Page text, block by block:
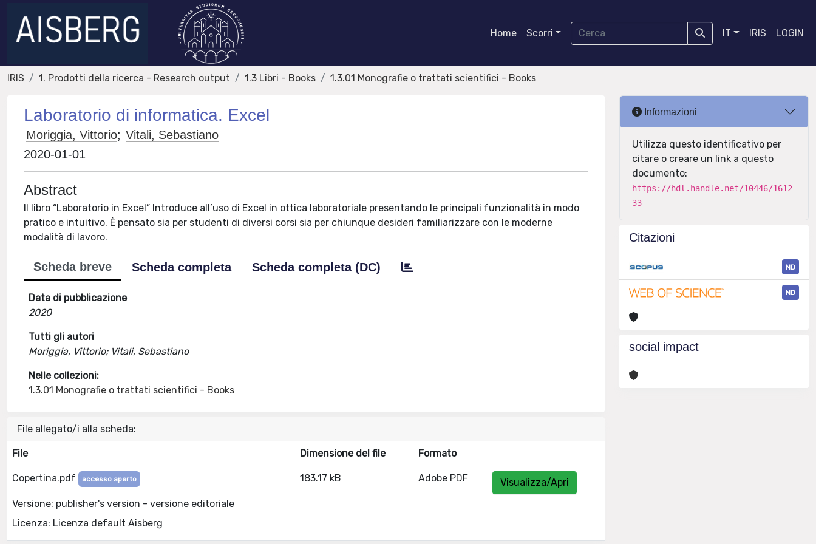
Home Scorri IT IRIS LOGIN
IRIS 1. Prodotti della ricerca - Research output 1.3 Libri - Books 1.3.01 Monografie o trattati scientifici - Books
Laboratorio di informatica. Excel
Moriggia, Vittorio; Vitali, Sebastiano
2020-01-01
Abstract
Il libro “Laboratorio in Excel” Introduce all’uso di Excel in ottica laboratoriale presentando le principali funzionalità in modo
pratico e intuitivo. È pensato sia per studenti di diversi corsi sia per chiunque desideri familiarizzare con le moderne
modalità di lavoro.
Scheda breve Scheda completa Scheda completa (DC)
Data di pubblicazione
2020
Tutti gli autori
Moriggia, Vittorio; Vitali, Sebastiano
Nelle collezioni:
1.3.01 Monografie o trattati scientifici - Books
File allegato/i alla scheda:
File Dimensione del file Formato
Copertina.pdf accesso aperto
Versione: publisher's version - versione editoriale
Licenza: Licenza default Aisberg
183.17 kB Adobe PDF Visualizza/Apri
Informazioni
Utilizza questo identificativo per
citare o creare un link a questo
documento:
https://hdl.handle.net/10446/1612
33
Citazioni
ND
ND
social impact